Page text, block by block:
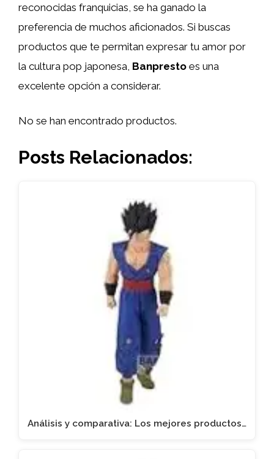
reconocidas franquicias, se ha ganado la
preferencia de muchos aficionados. Si buscas
productos que te permitan expresar tu amor por
la cultura pop japonesa, Banpresto es una
excelente opción a considerar.
No se han encontrado productos.
Posts Relacionados:
Análisis y comparativa: Los mejores productos…